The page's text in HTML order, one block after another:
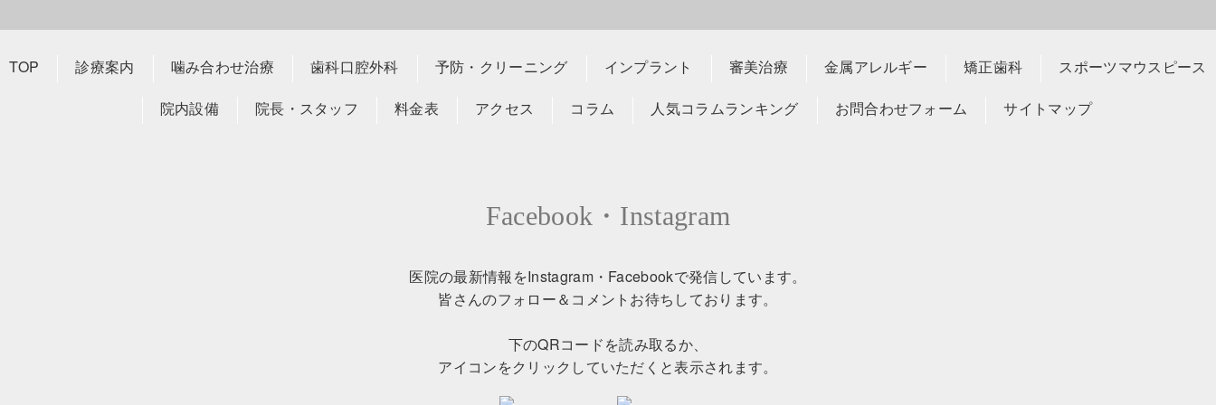
TOP 診療案内 噛み合わせ治療 歯科口腔外科 予防・クリーニング インプラント 審美治療 金属アレルギー 矯正歯科
スポーツマウスピース
院内設備
院長・スタッフ 料金表 アクセス コラム 人気コラムランキング お問合わせフォーム サイトマップ
Facebook・Instagram
医院の最新情報をInstagram・Facebookで発信しています。
皆さんのフォロー＆コメントお待ちしております。
下のQRコードを読み取るか、
アイコンをクリックしていただくと表示されます。